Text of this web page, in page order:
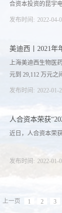
合资本投资的昆宇
发布时间: 2022-04-
美迪西丨2021年
上海美迪西生物医
元到 29,112 万元之
发布时间: 2022-01-
人合资本荣获
近日，人合资本荣
发布时间: 2022-01-
上一页 1 2 3